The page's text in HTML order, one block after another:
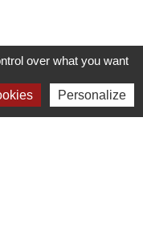
over what you want
Personalize